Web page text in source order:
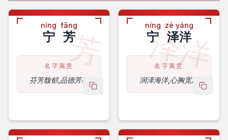
芳
níng
宁
fāng
芳
名字寓意
芬芳馥郁,品德芳馨
copy name
泽洋
níng
宁
zé yáng
泽洋
名字寓意
润泽海洋,心胸宽广
copy